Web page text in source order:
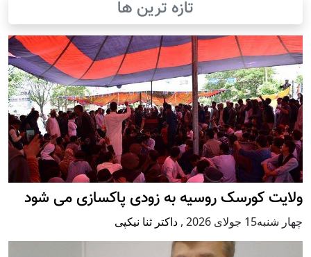
تازه ترین ها
ولایت کورسک روسیه به زودی پاکسازی می شود
چهار شنبه15 جولای 2026 , داکتر ثنا نیکپی